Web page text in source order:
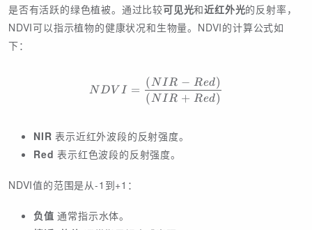
是否有活跃的绿色植被。通过比较可见光和近红外光的反射率，
NDVI可以指示植物的健康状况和生物量。NDVI的计算公式如
下：
NDVI = \frac{(NIR -
NDV I =
(N IR + Red)
(N IR − Red)
NIR 表示近红外波段的反射强度。
Red 表示红色波段的反射强度。
NDVI值的范围是从-1到+1：
负值 通常指示水体。